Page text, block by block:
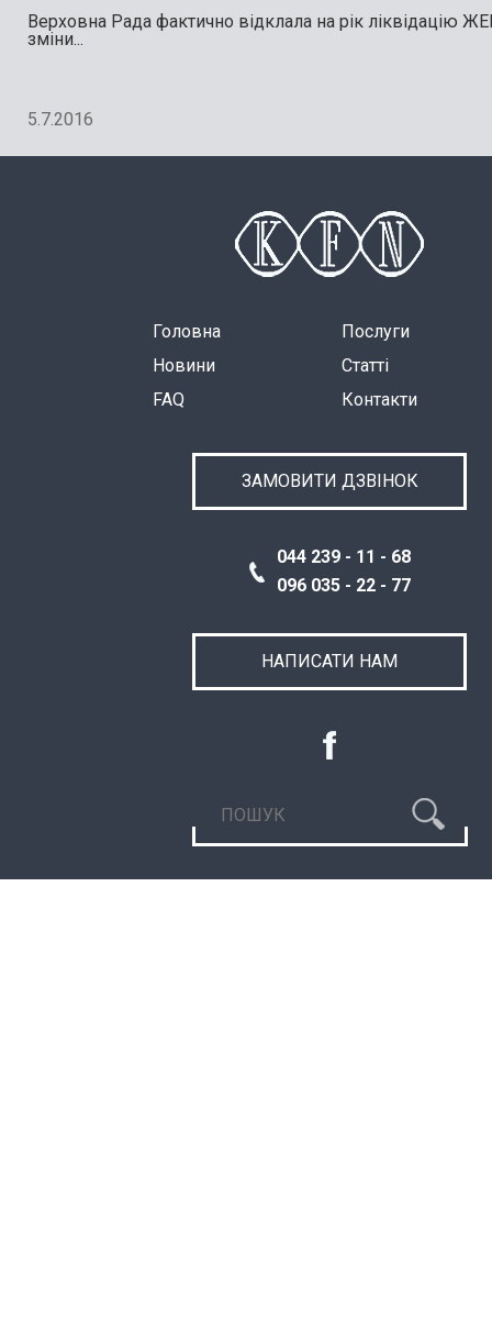
Верховна Рада фактично відклала на рік ліквідацію
зміни...
5.7.2016
Головна
Послуги
Новини
Статті
FAQ
Контакти
ЗАМОВИТИ ДЗВІНОК
044 239 - 11 - 68
096 035 - 22 - 77
НАПИСАТИ НАМ